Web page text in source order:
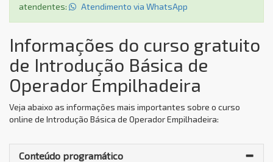
atendentes:
Atendimento via WhatsApp
Informações do curso gratuito
de Introdução Básica de
Operador Empilhadeira
Veja abaixo as informações mais importantes sobre o curso
online de Introdução Básica de Operador Empilhadeira:
Conteúdo programático